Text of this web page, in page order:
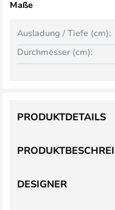
Maße
Ausladung / Tiefe (cm):
Durchmesser (cm):
PRODUKTDETAILS
DESIGNER